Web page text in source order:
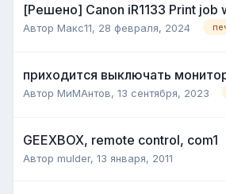
[Решено] Canon iR1133 Print job
Автор Макс11, 28 февраля, 2024
приходится выключать
Автор МиМАнтов, 13 сентября, 2023
GEEXBOX, remote control, com1
Автор mulder, 13 января, 2011